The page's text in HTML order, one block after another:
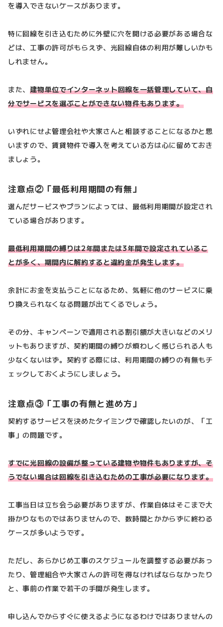
を導入できないケースがあります。
特に回線を引き込むために外壁に穴を開ける必要がある場合な
どは、工事の許可がもらえず、光回線自体の利用が難しいかも
しれません。
また、建物単位でインターネット回線を一括管理していて、自
分でサービスを選ぶことができない物件もあります。
いずれにせよ管理会社や大家さんと相談することになるかと思
いますので、賃貸物件で導入を考えている方は心に留めておき
ましょう。
注意点②「最低利用期間の有無」
選んだサービスやプランによっては、最低利用期間が設定され
ている場合があります。
最低利用期間の縛りは2年間または3年間で設定されているこ
とが多く、期間内に解約すると違約金が発生します。
余計にお金を支払うことになるため、気軽に他のサービスに乗
り換えられなくなる問題が出てくるでしょう。
その分、キャンペーンで適用される割引額が大きいなどのメリ
ットもありますが、契約期間の縛りが煩わしく感じられる人も
少なくないはず。契約する際には、利用期間の縛りの有無もチ
ェックしておくようにしましょう。
注意点③「工事の有無と進め方」
契約するサービスを決めたタイミングで確認したいのが、「工
事」の問題です。
すでに光回線の設備が整っている建物や物件もありますが、そ
うでない場合は回線を引き込むための工事が必要になります。
工事当日は立ち会う必要がありますが、作業自体はそこまで大
掛かりなものではありませんので、数時間とかからずに終わる
ケースが多いようです。
ただし、あらかじめ工事のスケジュールを調整する必要があっ
たり、管理組合や大家さんの許可を得なければならなかったり
と、事前の作業で若干の手間が発生します。
申し込んでからすぐに使えるようになるわけではありませんの